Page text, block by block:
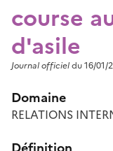
course
d'asile
Journal officieldu 16/01/
Domaine
RELATIONS
Définition